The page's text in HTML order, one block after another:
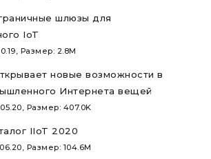
шлюзы для
IoT
Размер: 2.8M
новые возможности в
Интернета вещей
Размер: 407.0K
IIoT 2020
Размер: 104.6M